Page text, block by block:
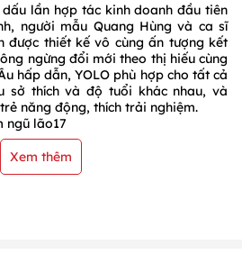
dấu lần hợp tác kinh doanh đầu tiên
người mẫu Quang Hùng và ca sĩ
được thiết kế vô cùng ấn tượng kết
ngừng đổi mới theo thị hiếu cùng
hấp dẫn, YOLO phù hợp cho tất cả
sở thích và độ tuổi khác nhau, và
năng động, thích trải nghiệm.
Xem thêm